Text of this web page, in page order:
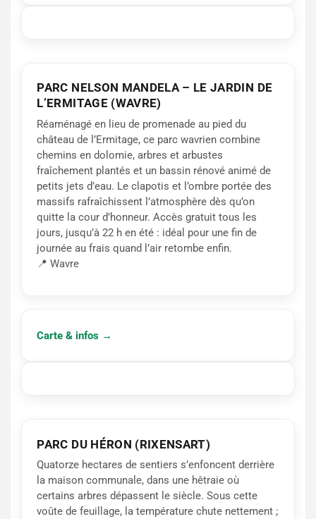
PARC NELSON MANDELA – LE JARDIN DE
L’ERMITAGE (WAVRE)
Réaménagé en lieu de promenade au pied du
château de l’Ermitage, ce parc wavrien combine
chemins en dolomie, arbres et arbustes
fraîchement plantés et un bassin rénové animé de
petits jets d’eau. Le clapotis et l’ombre portée des
massifs rafraîchissent l’atmosphère dès qu’on
quitte la cour d’honneur. Accès gratuit tous les
jours, jusqu’à 22 h en été : idéal pour une fin de
journée au frais quand l’air retombe enfin.
📍 Wavre
Carte & infos →
PARC DU HÉRON (RIXENSART)
Quatorze hectares de sentiers s’enfoncent derrière
la maison communale, dans une hêtraie où
certains arbres dépassent le siècle. Sous cette
voûte de feuillage, la température chute nettement ;